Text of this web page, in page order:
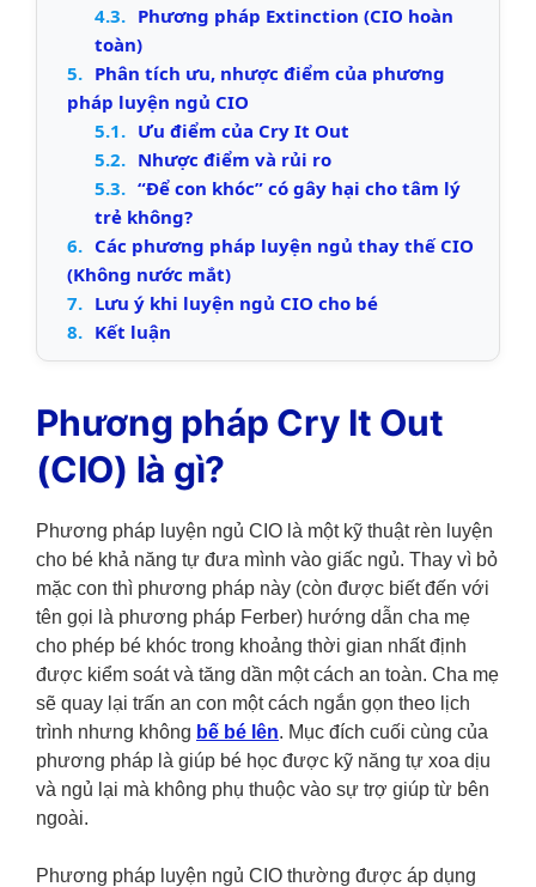
4.3. Phương pháp Extinction (CIO hoàn
toàn)
5. Phân tích ưu, nhược điểm của phương
pháp luyện ngủ CIO
5.1. Ưu điểm của Cry It Out
5.2. Nhược điểm và rủi ro
5.3. “Để con khóc” có gây hại cho tâm lý
trẻ không?
6. Các phương pháp luyện ngủ thay thế CIO
(Không nước mắt)
7. Lưu ý khi luyện ngủ CIO cho bé
8. Kết luận
Phương pháp Cry It Out
(CIO) là gì?
Phương pháp luyện ngủ CIO là một kỹ thuật rèn luyện
cho bé khả năng tự đưa mình vào giấc ngủ. Thay vì bỏ
mặc con thì phương pháp này (còn được biết đến với
tên gọi là phương pháp Ferber) hướng dẫn cha mẹ
cho phép bé khóc trong khoảng thời gian nhất định
được kiểm soát và tăng dần một cách an toàn. Cha mẹ
sẽ quay lại trấn an con một cách ngắn gọn theo lịch
trình nhưng không bế bé lên. Mục đích cuối cùng của
phương pháp là giúp bé học được kỹ năng tự xoa dịu
và ngủ lại mà không phụ thuộc vào sự trợ giúp từ bên
ngoài.
Phương pháp luyện ngủ CIO thường được áp dụng